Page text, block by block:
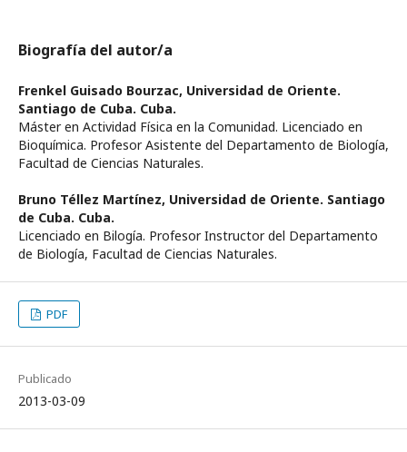
Biografía del autor/a
Frenkel Guisado Bourzac, Universidad de Oriente.
Santiago de Cuba. Cuba.
Máster en Actividad Física en la Comunidad. Licenciado en
Bioquímica. Profesor Asistente del Departamento de Biología,
Facultad de Ciencias Naturales.
Bruno Téllez Martínez, Universidad de Oriente. Santiago
de Cuba. Cuba.
Licenciado en Bilogía. Profesor Instructor del Departamento
de Biología, Facultad de Ciencias Naturales.
PDF
Publicado
2013-03-09